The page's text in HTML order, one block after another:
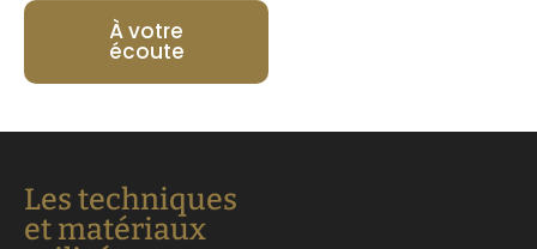
À votre
écoute
Les techniques
et matériaux